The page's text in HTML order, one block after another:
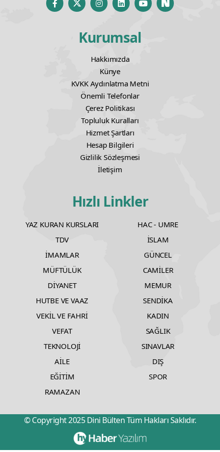
Kurumsal
Hakkımızda
Künye
KVKK Aydınlatma Metni
Önemli Telefonlar
Çerez Politikası
Topluluk Kuralları
Hizmet Şartları
Hesap Bilgileri
Gizlilik Sözleşmesi
İletişim
Hızlı Linkler
YAZ KURAN KURSLARI
HAC - UMRE
TDV
İSLAM
İMAMLAR
GÜNCEL
MÜFTÜLÜK
CAMİLER
DİYANET
MEMUR
HUTBE VE VAAZ
SENDİKA
VEKİL VE FAHRİ
KADIN
VEFAT
SAĞLIK
TEKNOLOJİ
SINAVLAR
AİLE
DIŞ
EĞİTİM
SPOR
RAMAZAN
© Copyright 2025 Dini Bülten Tüm Hakları Saklıdır.